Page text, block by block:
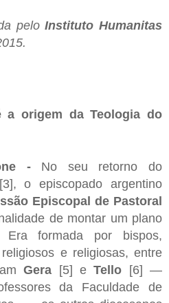
peloInstituto Humanitas
a origem da Teologia do
-No seu retorno do
[3], o episcopado argentino
Episcopal de Pastoral
de montar um plano
Era formada por bispos,
e religiosas, entre
Gera [5] eTello [6] —
da Faculdade de